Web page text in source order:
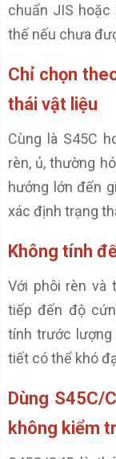
chuẩn JIS hoặc
thế nếu chưa
Chỉ chọn
thái vật liệu
Cùng là S45C
rèn, ủ, thường
hưởng lớn đến
xác định trạng
Không tính
Với phôi rèn và
tiếp đến độ
tính trước lượng
tiết có thể khó
Dùng S45C/
không kiểm